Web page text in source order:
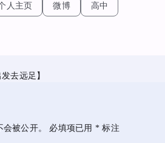
人主页 微博 高中
去远足】
被公开。 必填项已用 * 标注